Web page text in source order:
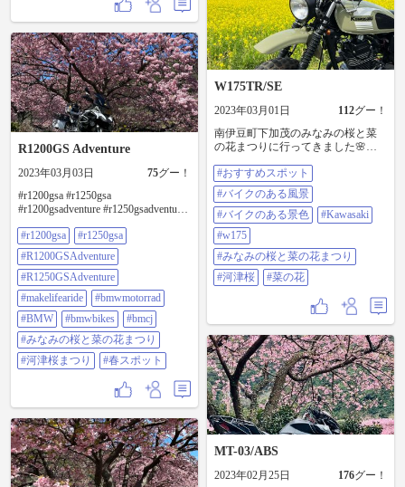
R1200GS Adventure
2023年03月03日 75グー！
#r1200gsa #r1250gsa
#r1200gsadventure #r1250gsadventure
#bmw #bmwbikes #bmcj #みなみの桜
と菜の花まつり #河津桜まつり #春
スポット
#r1200gsa
#r1250gsa
#R1200GSAdventure
#R1250GSAdventure
#makelifearide
#bmwmotorrad
#BMW
#bmwbikes
#bmcj
#みなみの桜と菜の花まつり
#河津桜まつり
#春スポット
W175TR/SE
2023年03月01日 112グー！
南伊豆町下加茂のみなみの桜と菜
の花まつりに行ってきました🌸🌼
食べたり… 花粉グジュグジュで
454km。 小回りきくバイクでよく
走りましたー ( ｰ̀֊ｰ́)و♡ #おすすめス
ポット #バイクのある風景 #バイク
のある景色 #Kawasaki #W175 #みな
みの桜と菜の花まつり #河津桜 #菜
の花
#おすすめスポット
#バイクのある風景
#バイクのある景色
#Kawasaki
#w175
#みなみの桜と菜の花まつり
#河津桜
#菜の花
MT-03/ABS
2023年02月25日 176グー！